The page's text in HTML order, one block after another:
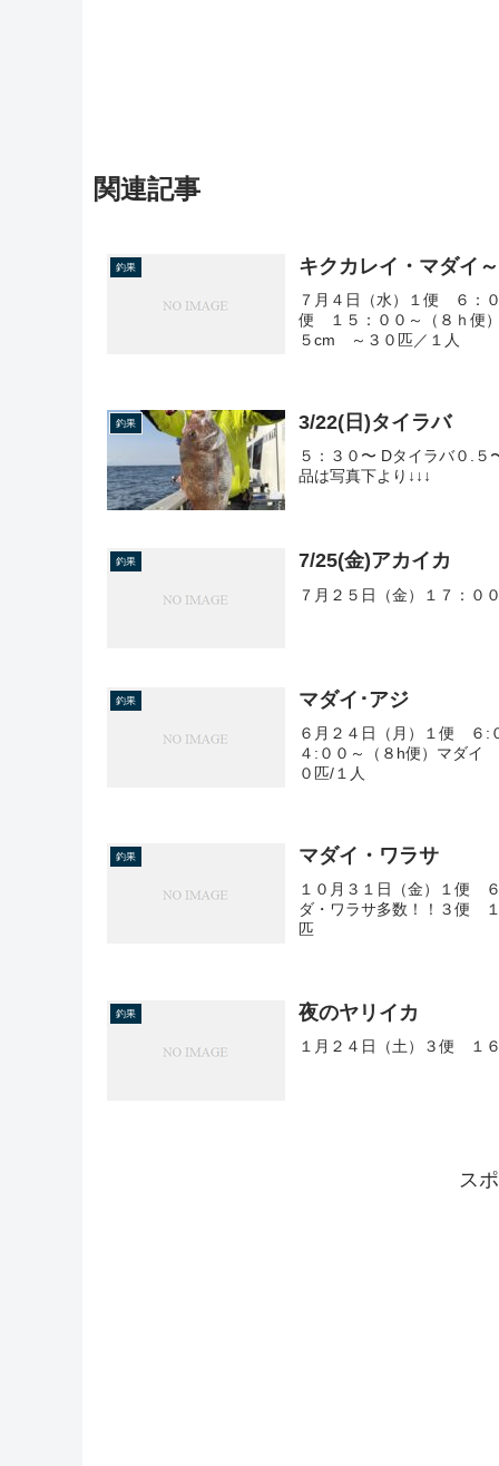
関連記事
釣果 キクカレイ・マダイ
７月４日（水）１便 ６：
便 １５：００～（８ｈ便
５cm ～３０匹／１人
釣果 3/22(日)タイラバ
５：３０〜 Dタイラバ０.
品は写真下より↓↓↓
釣果 7/25(金)アカイカ
７月２５日（金）１７：０
釣果 マダイ･アジ
６月２４日（月）１便 ６:
４:００～（８h便）マダ
０匹/１人
釣果 マダイ・ワラサ
１０月３１日（金）１便
ダ・ワラサ多数！！３便
匹
釣果 夜のヤリイカ
１月２４日（土）３便 １
ス